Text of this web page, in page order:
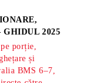
2025
porție,
și
BMS 6–7,